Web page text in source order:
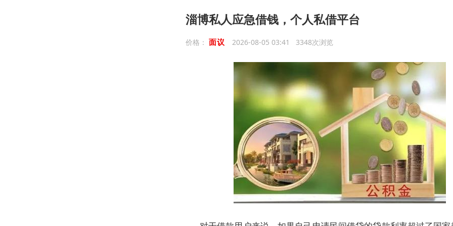
淄博私人应急借钱，个人私借平台
价格： 面议 2026-08-05 03:41 3348次浏览